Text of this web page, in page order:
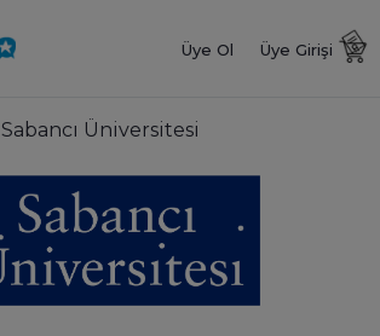
Üye Ol Üye Girişi
Sabancı Üniversitesi